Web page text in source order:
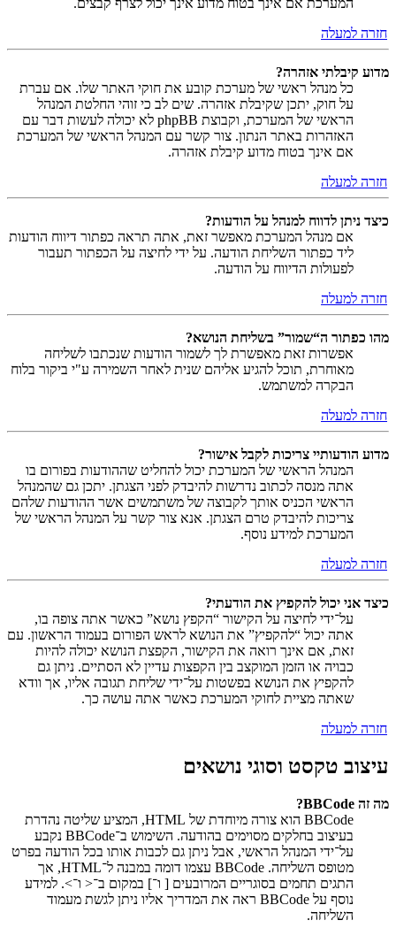
המערכת אם אינך בטוח מדוע אינך יכול לצרף קבצים.
חזרה למעלה
מדוע קיבלתי אזהרה?
כל מנהל ראשי של מערכת קובע את חוקי האתר שלו. אם עברת
על חוק, יתכן שקיבלת אזהרה. שים לב כי זוהי החלטת המנהל
הראשי של המערכת, וקבוצת phpBB לא יכולה לעשות דבר עם
האזהרות באתר הנתון. צור קשר עם המנהל הראשי של המערכת
אם אינך בטוח מדוע קיבלת אזהרה.
חזרה למעלה
כיצד ניתן לדווח למנהל על הודעות?
אם מנהל המערכת מאפשר זאת, אתה תראה כפתור דיווח הודעות
ליד כפתור השליחת הודעה. על ידי לחיצה על הכפתור תעבור
לפעולות הדיווח על הודעה.
חזרה למעלה
מהו כפתור ה“שמור” בשליחת הנושא?
אפשרות זאת מאפשרת לך לשמור הודעות שנכתבו לשליחה
מאוחרת, תוכל להגיע אליהם שנית לאחר השמירה ע"י ביקור בלוח
הבקרה למשתמש.
חזרה למעלה
מדוע הודעותיי צריכות לקבל אישור?
המנהל הראשי של המערכת יכול להחליט שההודעות בפורום בו
אתה מנסה לכתוב נדרשות להיבדק לפני הצגתן. יתכן גם שהמנהל
הראשי הכניס אותך לקבוצה של משתמשים אשר ההודעות שלהם
צריכות להיבדק טרם הצגתן. אנא צור קשר על המנהל הראשי של
המערכת למידע נוסף.
חזרה למעלה
כיצד אני יכול להקפיץ את הודעתי?
על־ידי לחיצה על הקישור “הקפץ נושא” כאשר אתה צופה בו,
אתה יכול “להקפיץ” את הנושא לראש הפורום בעמוד הראשון. עם
זאת, אם אינך רואה את הקישור, הקפצת הנושא יכולה להיות
כבויה או הזמן המוקצב בין הקפצות עדיין לא הסתיים. ניתן גם
להקפיץ את הנושא בפשטות על־ידי שליחת תגובה אליו, אך וודא
שאתה מציית לחוקי המערכת כאשר אתה עושה כך.
חזרה למעלה
עיצוב טקסט וסוגי נושאים
מה זה BBCode?
BBCode הוא צורה מיוחדת של HTML, המציע שליטה נהדרת
בעיצוב בחלקים מסוימים בהודעה. השימוש ב־BBCode נקבע
על־ידי המנהל הראשי, אבל ניתן גם לכבות אותו בכל הודעה בפרט
מטופס השליחה. BBCode עצמו דומה במבנה ל־HTML, אך
התגים תחמים בסוגריים המרובעים [ ו־] במקום ב־< ו־>. למידע
נוסף על BBCode ראה את המדריך אליו ניתן לגשת מעמוד
השליחה.